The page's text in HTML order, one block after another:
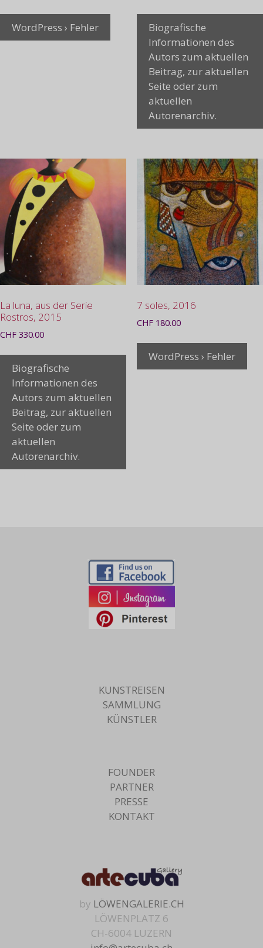
WordPress › Fehler
Biografische
Informationen des
Autors zum aktuellen
Beitrag, zur aktuellen
Seite oder zum
aktuellen
Autorenarchiv.
La luna, aus der Serie
Rostros, 2015
CHF 330.00
Biografische
Informationen des
Autors zum aktuellen
Beitrag, zur aktuellen
Seite oder zum
aktuellen
Autorenarchiv.
7 soles, 2016
CHF180.00
WordPress › Fehler
KUNSTREISEN
SAMMLUNG
KÜNSTLER
FOUNDER
PARTNER
PRESSE
KONTAKT
by LÖWENGALERIE.CH
LÖWENPLATZ 6
CH-6004 LUZERN